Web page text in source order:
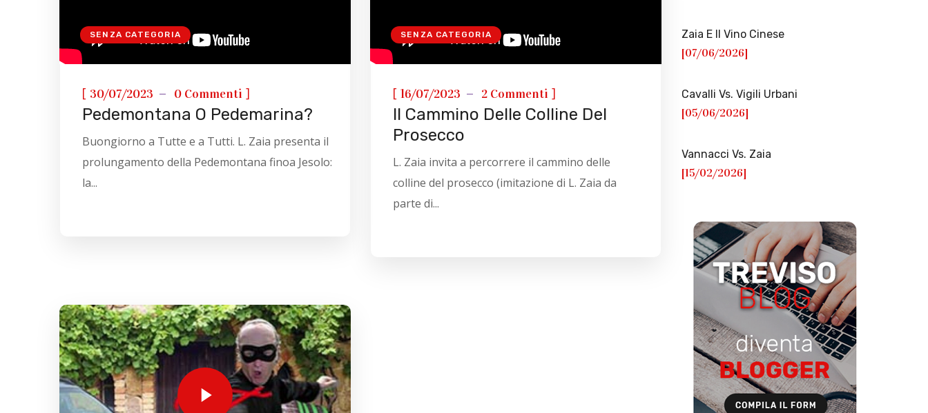
SENZA CATEGORIA
[ 30/07/2023 0 Commenti ]
Pedemontana O Pedemarina?
Buongiorno a Tutte e a Tutti. L. Zaia presenta il
prolungamento della Pedemontana finoa Jesolo:
la...
SENZA CATEGORIA
[ 16/07/2023 2 Commenti ]
Il Cammino Delle Colline Del
Prosecco
L. Zaia invita a percorrere il cammino delle
colline del prosecco (imitazione di L. Zaia da
parte di...
Zaia E Il Vino Cinese
[07/06/2026]
Cavalli Vs. Vigili Urbani
[05/06/2026]
Vannacci Vs. Zaia
[15/02/2026]